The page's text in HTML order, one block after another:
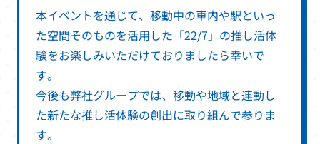
本イベントを通じて、移動中の車内や駅といっ
た空間そのものを活用した「22/7」の推し活体
験をお楽しみいただけておりましたら幸いで
す。
今後も弊社グループでは、移動や地域と連動し
た新たな推し活体験の創出に取り組んで参りま
す。